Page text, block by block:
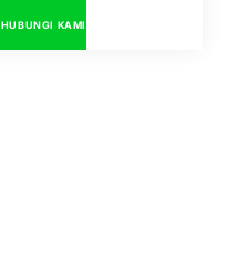
HUBUNGI KAMI